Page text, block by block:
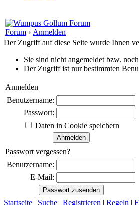
Forum › Anmelden
Der Zugriff auf diese Seite wurde Ihnen
Sie sind nicht angemeldet bzw.
Der Zugriff ist nur bestimmten
Anmelden
Benutzername:
Passwort:
Daten in Cookie speichern
Passwort vergessen?
Benutzername:
E-Mail:
Startseite | Suche | Registrieren | Regeln |